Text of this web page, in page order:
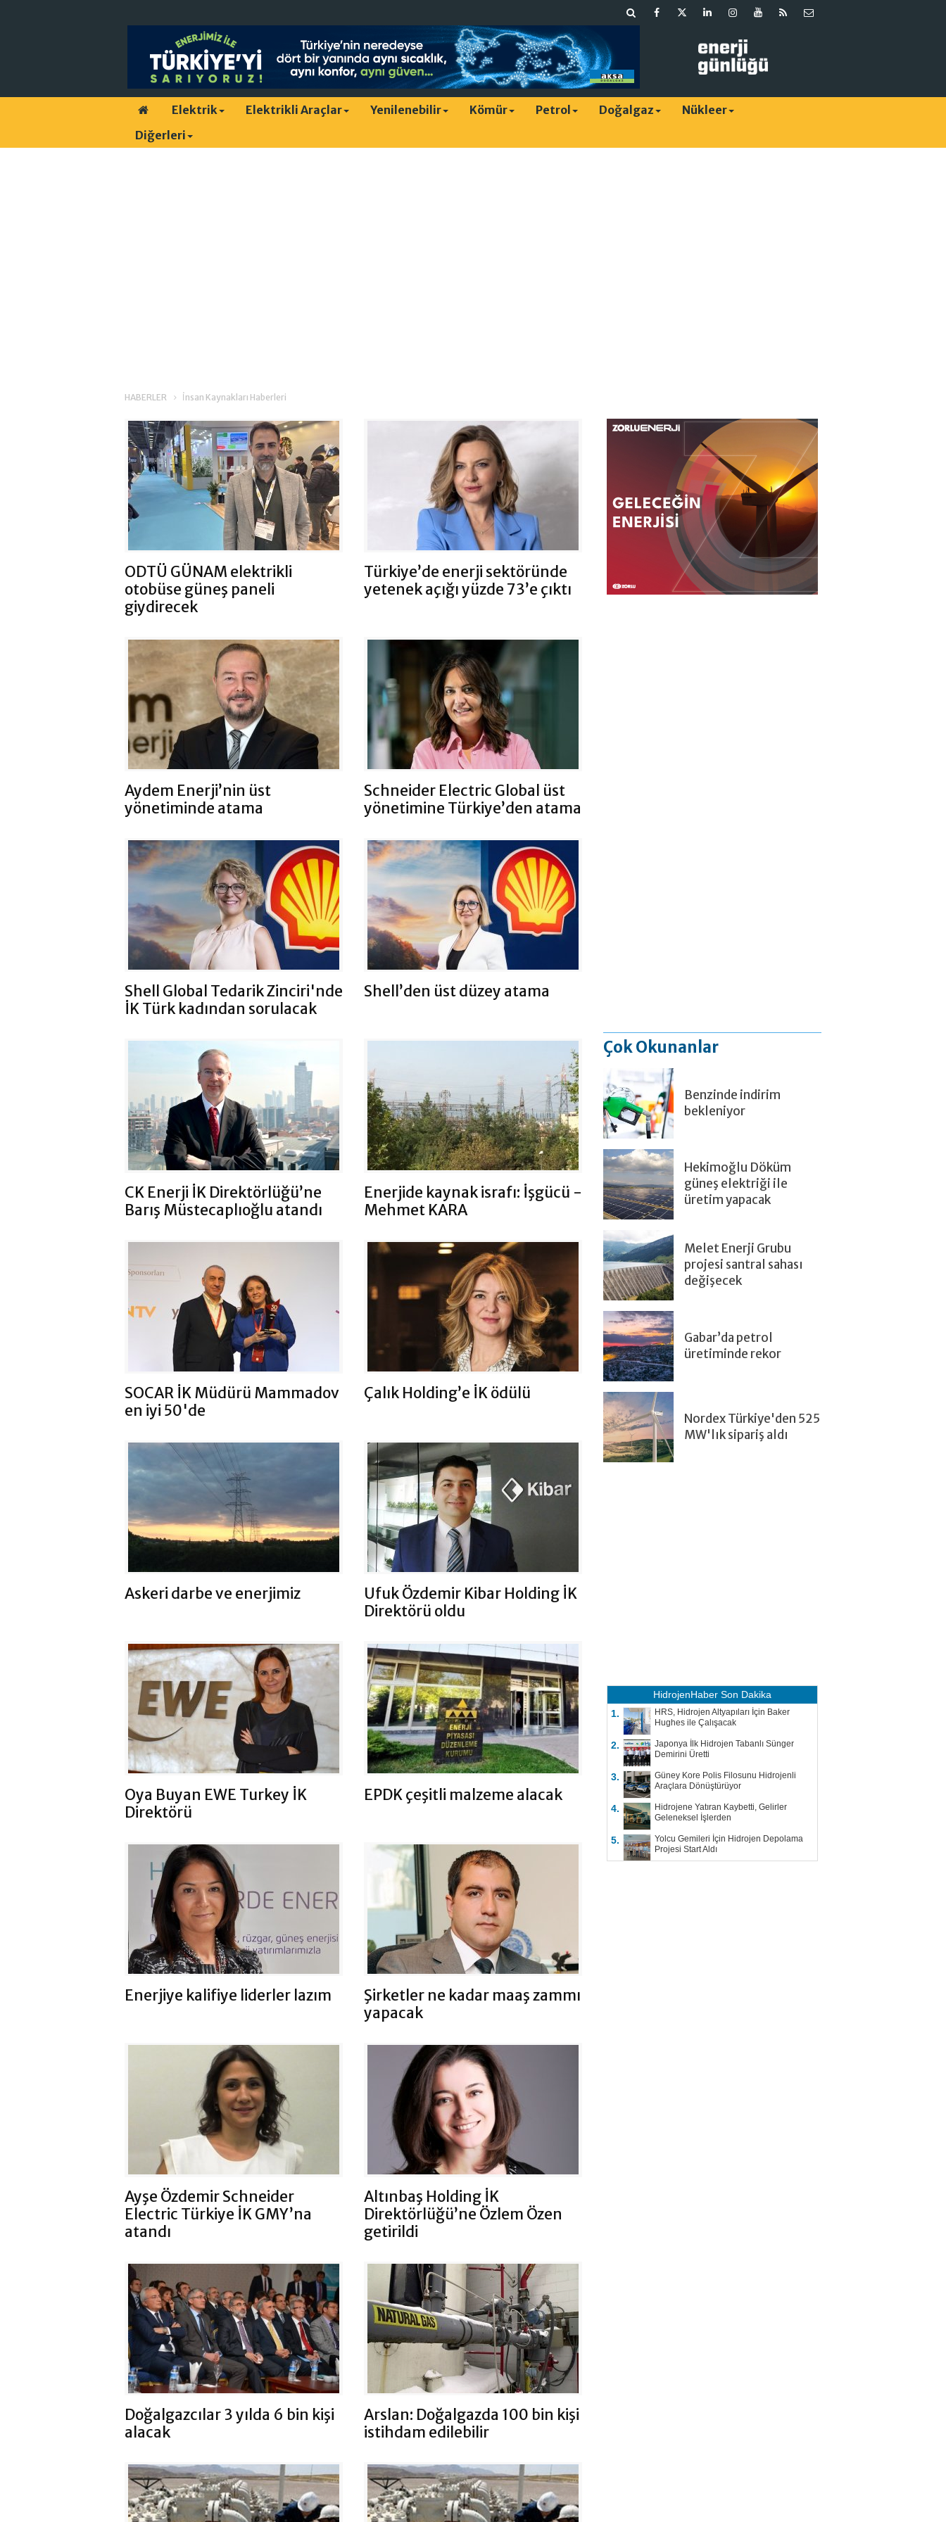
Elektrik Elektrikli Araçlar Yenilenebilir Kömür Petrol Doğalgaz
Nükleer
Diğerleri
HABERLER İnsan Kaynakları Haberleri
ODTÜ GÜNAM elektrikli
otobüse güneş paneli
giydirecek
Türkiye’de enerji sektöründe
yetenek açığı yüzde 73’e çıktı
Aydem Enerji’nin üst
yönetiminde atama
Schneider Electric Global üst
yönetimine Türkiye’den atama
Shell Global Tedarik Zinciri'nde
İK Türk kadından sorulacak
Shell’den üst düzey atama
CK Enerji İK Direktörlüğü’ne
Barış Müstecaplıoğlu atandı
Enerjide kaynak israfı: İşgücü -
Mehmet KARA
SOCAR İK Müdürü Mammadov
en iyi 50'de
Çalık Holding’e İK ödülü
Askeri darbe ve enerjimiz
Ufuk Özdemir Kibar Holding İK
Direktörü oldu
Oya Buyan EWE Turkey İK
Direktörü
EPDK çeşitli malzeme alacak
Enerjiye kalifiye liderler lazım
Şirketler ne kadar maaş zammı
yapacak
Ayşe Özdemir Schneider
Electric Türkiye İK GMY’na
atandı
Altınbaş Holding İK
Direktörlüğü’ne Özlem Özen
getirildi
Doğalgazcılar 3 yılda 6 bin kişi
alacak
Arslan: Doğalgazda 100 bin kişi
istihdam edilebilir
Çok Okunanlar
Benzinde indirim
bekleniyor
Hekimoğlu Döküm
güneş elektriği ile
üretim yapacak
Melet Enerji Grubu
projesi santral sahası
değişecek
Gabar’da petrol
üretiminde rekor
Nordex Türkiye'den 525
MW'lık sipariş aldı
HidrojenHaber Son Dakika
1.
HRS, Hidrojen Altyapıları İçin Baker
Hughes ile Çalışacak
2.
Japonya İlk Hidrojen Tabanlı Sünger
Demirini Üretti
3.
Güney Kore Polis Filosunu Hidrojenli
Araçlara Dönüştürüyor
4.
Hidrojene Yatıran Kaybetti, Gelirler
Geleneksel İşlerden
5.
Yolcu Gemileri İçin Hidrojen Depolama
Projesi Start Aldı